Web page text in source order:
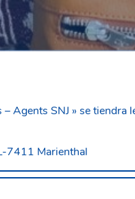
Agents SNJ » se tiendra
7411 Marienthal